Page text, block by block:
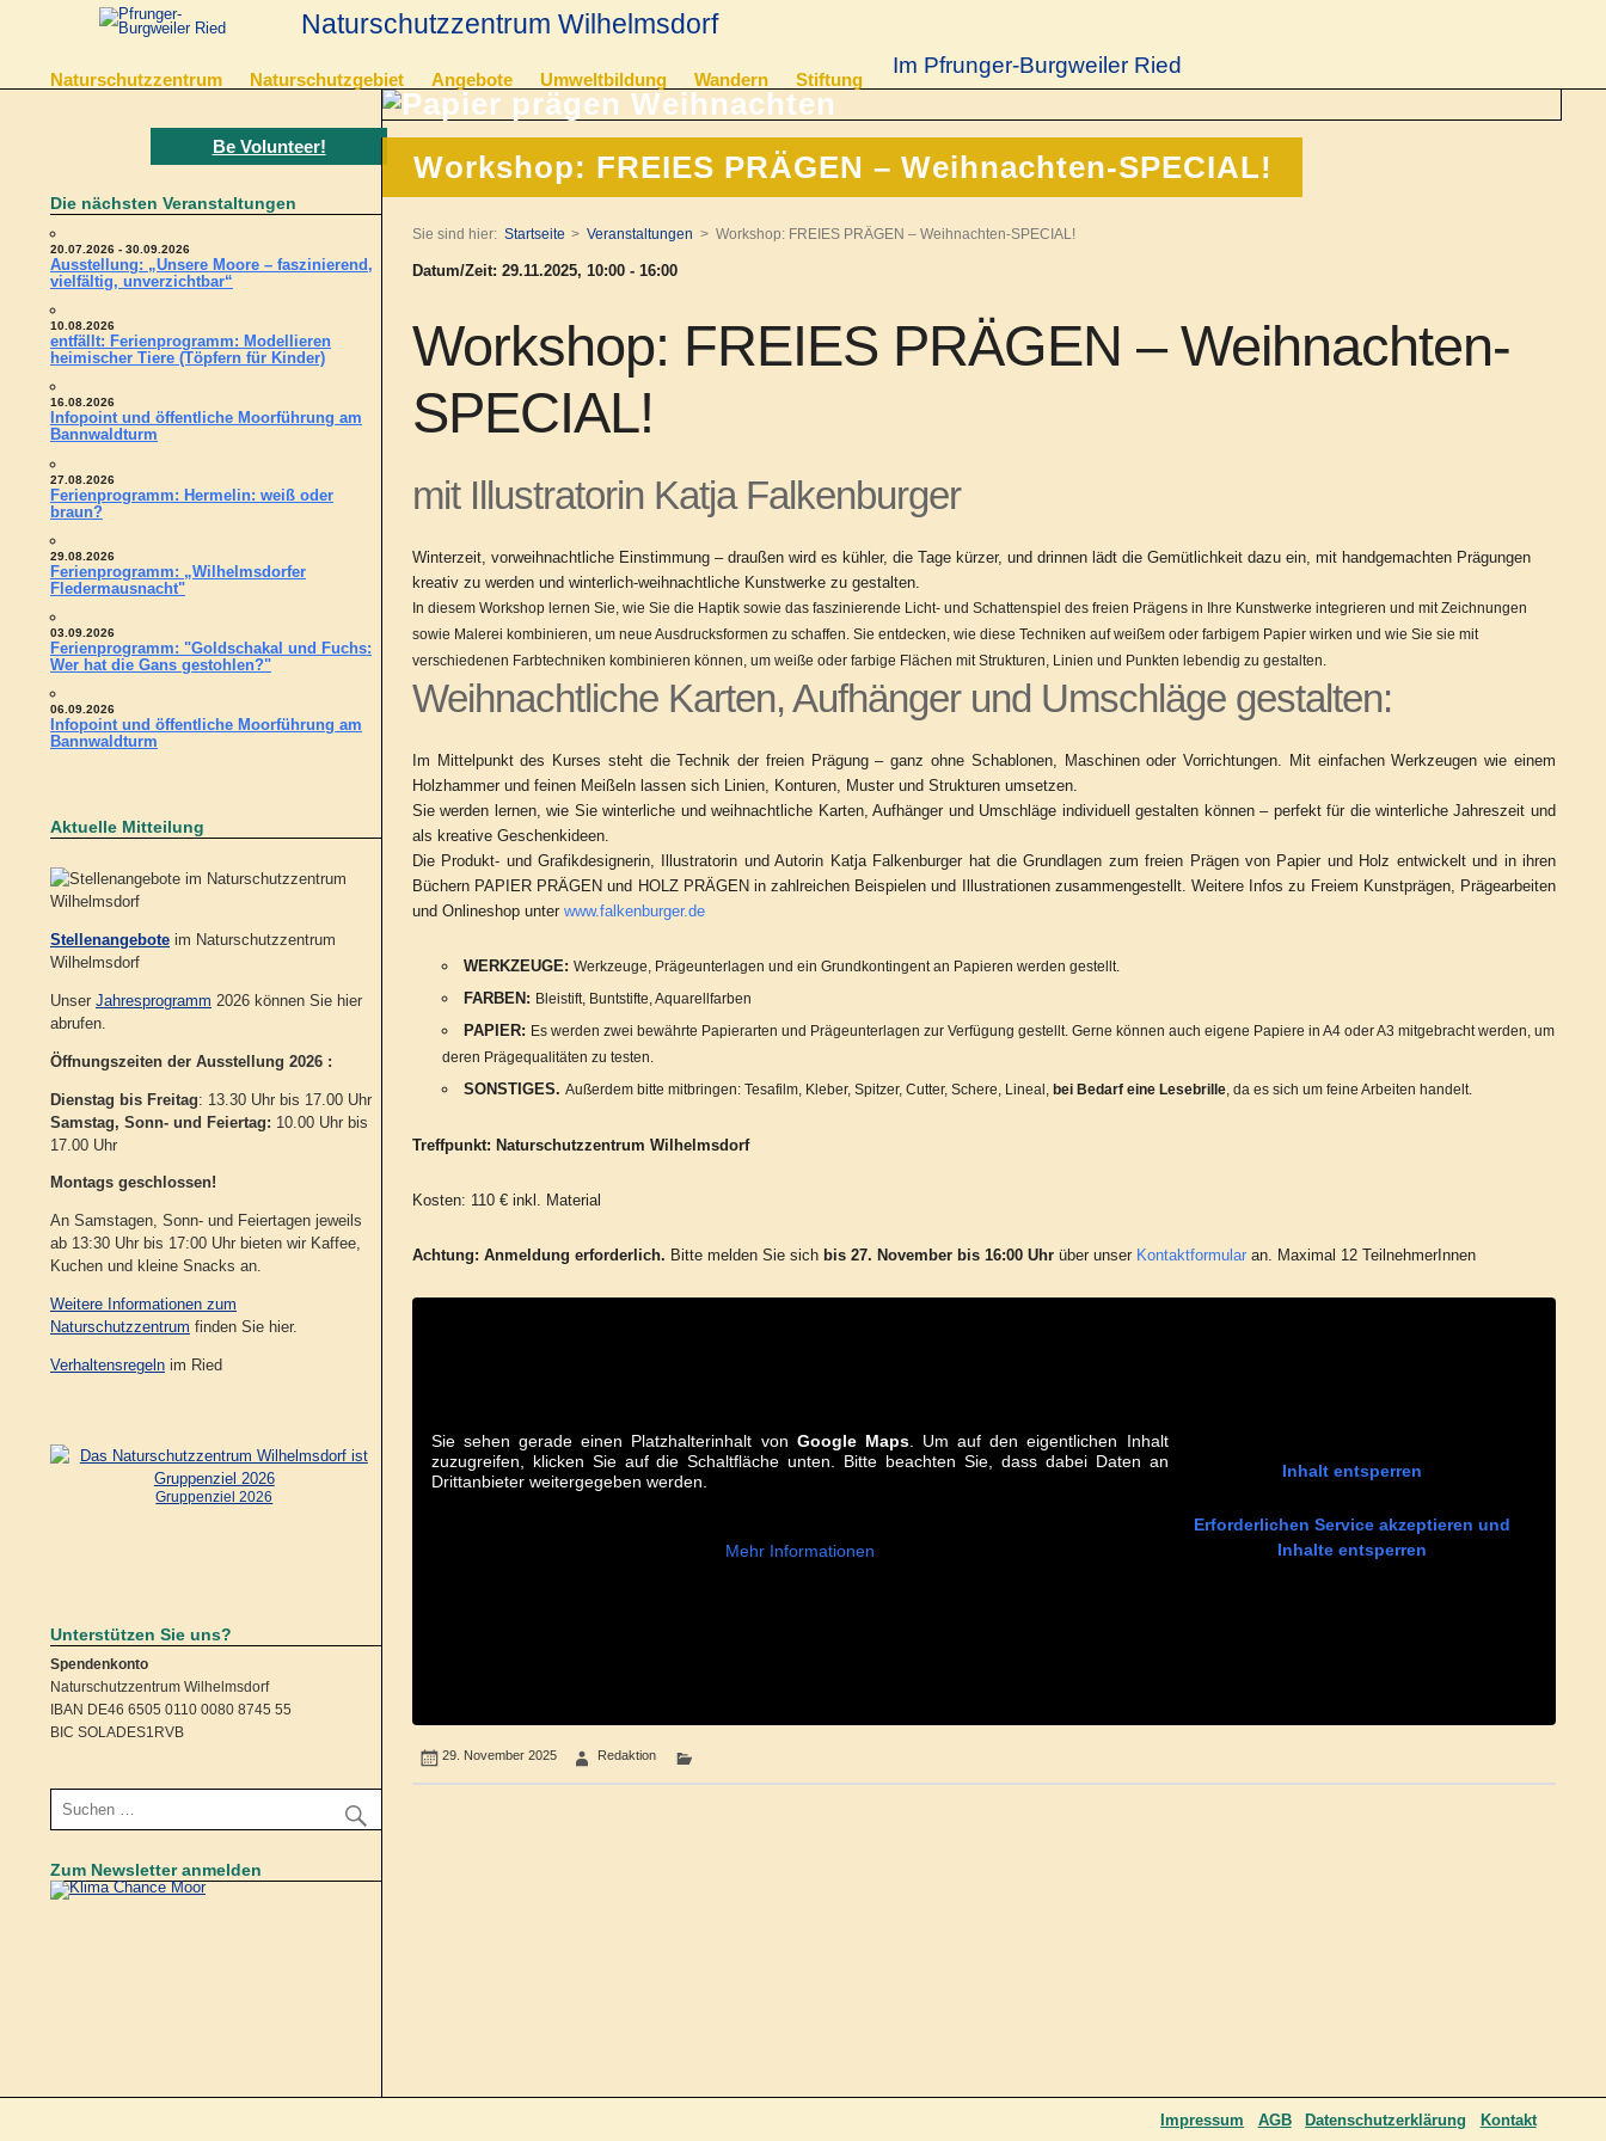
Naturschutzzentrum Wilhelmsdorf
Im Pfrunger-Burgweiler Ried
Naturschutzzentrum Naturschutzgebiet Angebote Umweltbildung Wandern Stiftung
Workshop: FREIES PRÄGEN – Weihnachten-SPECIAL!
Sie sind hier: Startseite Veranstaltungen Workshop: FREIES PRÄGEN – Weihnachten-SPECIAL!
Datum/Zeit: 29.11.2025, 10:00 - 16:00
Workshop: FREIES PRÄGEN – Weihnachten-
SPECIAL!
mit Illustratorin Katja Falkenburger
Winterzeit, vorweihnachtliche Einstimmung – draußen wird es kühler, die Tage kürzer, und drinnen lädt die Gemütlichkeit dazu ein, mit handgemachten Prägungen
kreativ zu werden und winterlich-weihnachtliche Kunstwerke zu gestalten.
In diesem Workshop lernen Sie, wie Sie die Haptik sowie das faszinierende Licht- und Schattenspiel des freien Prägens in Ihre Kunstwerke integrieren und mit Zeichnungen
sowie Malerei kombinieren, um neue Ausdrucksformen zu schaffen. Sie entdecken, wie diese Techniken auf weißem oder farbigem Papier wirken und wie Sie sie mit
verschiedenen Farbtechniken kombinieren können, um weiße oder farbige Flächen mit Strukturen, Linien und Punkten lebendig zu gestalten.
Weihnachtliche Karten, Aufhänger und Umschläge gestalten:
Im Mittelpunkt des Kurses steht die Technik der freien Prägung – ganz ohne Schablonen, Maschinen oder Vorrichtungen. Mit einfachen Werkzeugen wie einem
Holzhammer und feinen Meißeln lassen sich Linien, Konturen, Muster und Strukturen umsetzen.
Sie werden lernen, wie Sie winterliche und weihnachtliche Karten, Aufhänger und Umschläge individuell gestalten können – perfekt für die winterliche Jahreszeit und
als kreative Geschenkideen.
Die Produkt- und Grafikdesignerin, Illustratorin und Autorin Katja Falkenburger hat die Grundlagen zum freien Prägen von Papier und Holz entwickelt und in ihren
Büchern PAPIER PRÄGEN und HOLZ PRÄGEN in zahlreichen Beispielen und Illustrationen zusammengestellt. Weitere Infos zu Freiem Kunstprägen, Prägearbeiten
und Onlineshop unter www.falkenburger.de
WERKZEUGE:Werkzeuge, Prägeunterlagen und ein Grundkontingent an Papieren werden gestellt.
FARBEN: Bleistift, Buntstifte, Aquarellfarben
PAPIER: Es werden zwei bewährte Papierarten und Prägeunterlagen zur Verfügung gestellt. Gerne können auch eigene Papiere in A4 oder A3 mitgebracht werden, um
deren Prägequalitäten zu testen.
SONSTIGES.Außerdem bitte mitbringen: Tesafilm, Kleber, Spitzer, Cutter, Schere, Lineal,bei Bedarf eine Lesebrille , da es sich um feine Arbeiten handelt.
Treffpunkt: Naturschutzzentrum Wilhelmsdorf
Kosten: 110 € inkl. Material
Achtung: Anmeldung erforderlich. Bitte melden Sie sichbis 27. November bis 16:00 Uhr über unserKontaktformularan. Maximal 12 TeilnehmerInnen
Sie sehen gerade einen Platzhalterinhalt von Google Maps. Um auf den eigentlichen Inhalt
zuzugreifen, klicken Sie auf die Schaltfläche unten. Bitte beachten Sie, dass dabei Daten an
Drittanbieter weitergegeben werden.
Mehr Informationen
Inhalt entsperren
Erforderlichen Service akzeptieren und
Inhalte entsperren
29. November 2025 Redaktion
Be Volunteer!
Die nächsten Veranstaltungen
20.07.2026 - 30.09.2026
Ausstellung: „Unsere Moore – faszinierend,
vielfältig, unverzichtbar“
10.08.2026
entfällt: Ferienprogramm: Modellieren
heimischer Tiere (Töpfern für Kinder)
16.08.2026
Infopoint und öffentliche Moorführung am
Bannwaldturm
27.08.2026
Ferienprogramm: Hermelin: weiß oder
braun?
29.08.2026
Ferienprogramm: „Wilhelmsdorfer
Fledermausnacht"
03.09.2026
Ferienprogramm: "Goldschakal und Fuchs:
Wer hat die Gans gestohlen?"
06.09.2026
Infopoint und öffentliche Moorführung am
Bannwaldturm
Aktuelle Mitteilung
Stellenangebote im Naturschutzzentrum
Wilhelmsdorf
Unser Jahresprogramm 2026 können Sie hier
abrufen.
Öffnungszeiten der Ausstellung 2026 :
Dienstag bis Freitag: 13.30 Uhr bis 17.00 Uhr
Samstag, Sonn- und Feiertag: 10.00 Uhr bis
17.00 Uhr
Montags geschlossen!
An Samstagen, Sonn- und Feiertagen jeweils
ab 13:30 Uhr bis 17:00 Uhr bieten wir Kaffee,
Kuchen und kleine Snacks an.
Weitere Informationen zum
Naturschutzzentrum finden Sie hier.
Verhaltensregeln im Ried
Gruppenziel 2026
Unterstützen Sie uns?
Spendenkonto
Naturschutzzentrum Wilhelmsdorf
IBAN DE46 6505 0110 0080 8745 55
BIC SOLADES1RVB
Zum Newsletter anmelden
Kontakt
Datenschutzerklärung
AGB
Impressum